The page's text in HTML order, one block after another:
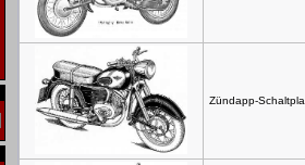
Zündapp-